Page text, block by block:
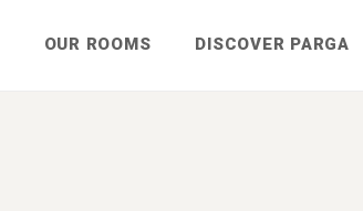
OUR ROOMS DISCOVER PARGA